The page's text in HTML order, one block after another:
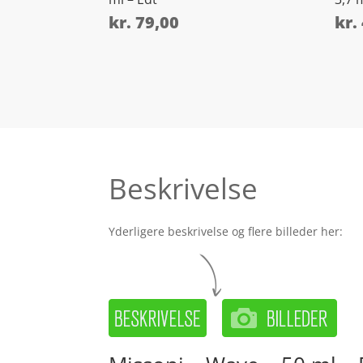
kr. 79,00 kr.
Beskrivelse
Yderligere beskrivelse og flere billeder her: